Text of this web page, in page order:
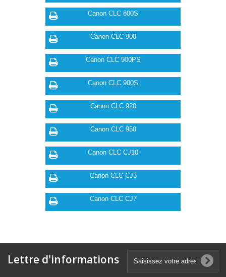
Canon CLC 800S
Canon CLC 900
Canon CLC 900PS
Canon CLC 900S
Canon CLC 920
Canon CLC 950
Canon CLC CJ10
Canon CLC CJ3
Canon CLC CJ7
Lettre d'informations